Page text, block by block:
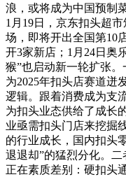
浪，或将成为中国预制
1月19日，京东扣头超
场，即将开出全国第10
开3家新店；1月24日奥
猴”也启动新一轮扩张
为2025年扣头店赛道迸
逻辑。跟着消费成为支
为扣头业态供给了成长
业亟需扣头门店来挖掘
的行业成长，国内扣头
退退却”的猛烈分化。
正在素质差别：硬扣头